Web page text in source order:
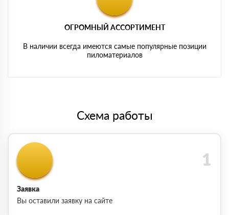
ОГРОМНЫЙ АССОРТИМЕНТ
В наличии всегда имеются самые популярные позиции
пиломатериалов
Схема работы
Заявка
Вы оставили заявку на сайте